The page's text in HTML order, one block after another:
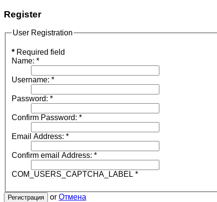
Register
User Registration
* Required field
Name: *
Username: *
Password: *
Confirm Password: *
Email Address: *
Confirm email Address: *
COM_USERS_CAPTCHA_LABEL *
Регистрация or Отмена